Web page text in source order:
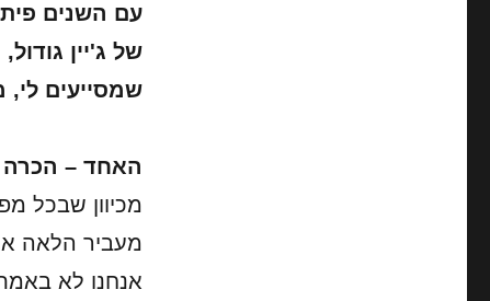
עם השנים
של ג'יין גודול,
שמסייעים לי,
האחד – הכרה
מכיוון שבכל
מעביר הלאה
אנחנו לא